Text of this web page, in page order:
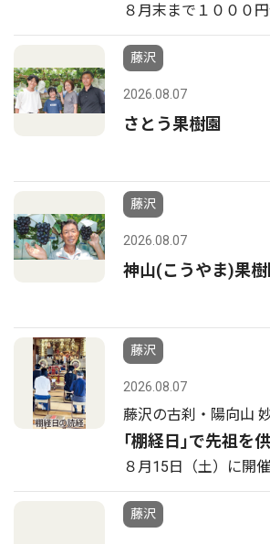
８月末まで１０００
藤沢
2026.08.07
さとう果樹園
藤沢
2026.08.07
神山(こうやま)果樹
藤沢
2026.08.07
藤沢の古刹・陽向山
｢棚経日｣で先祖を
８月15日（土）に開
藤沢